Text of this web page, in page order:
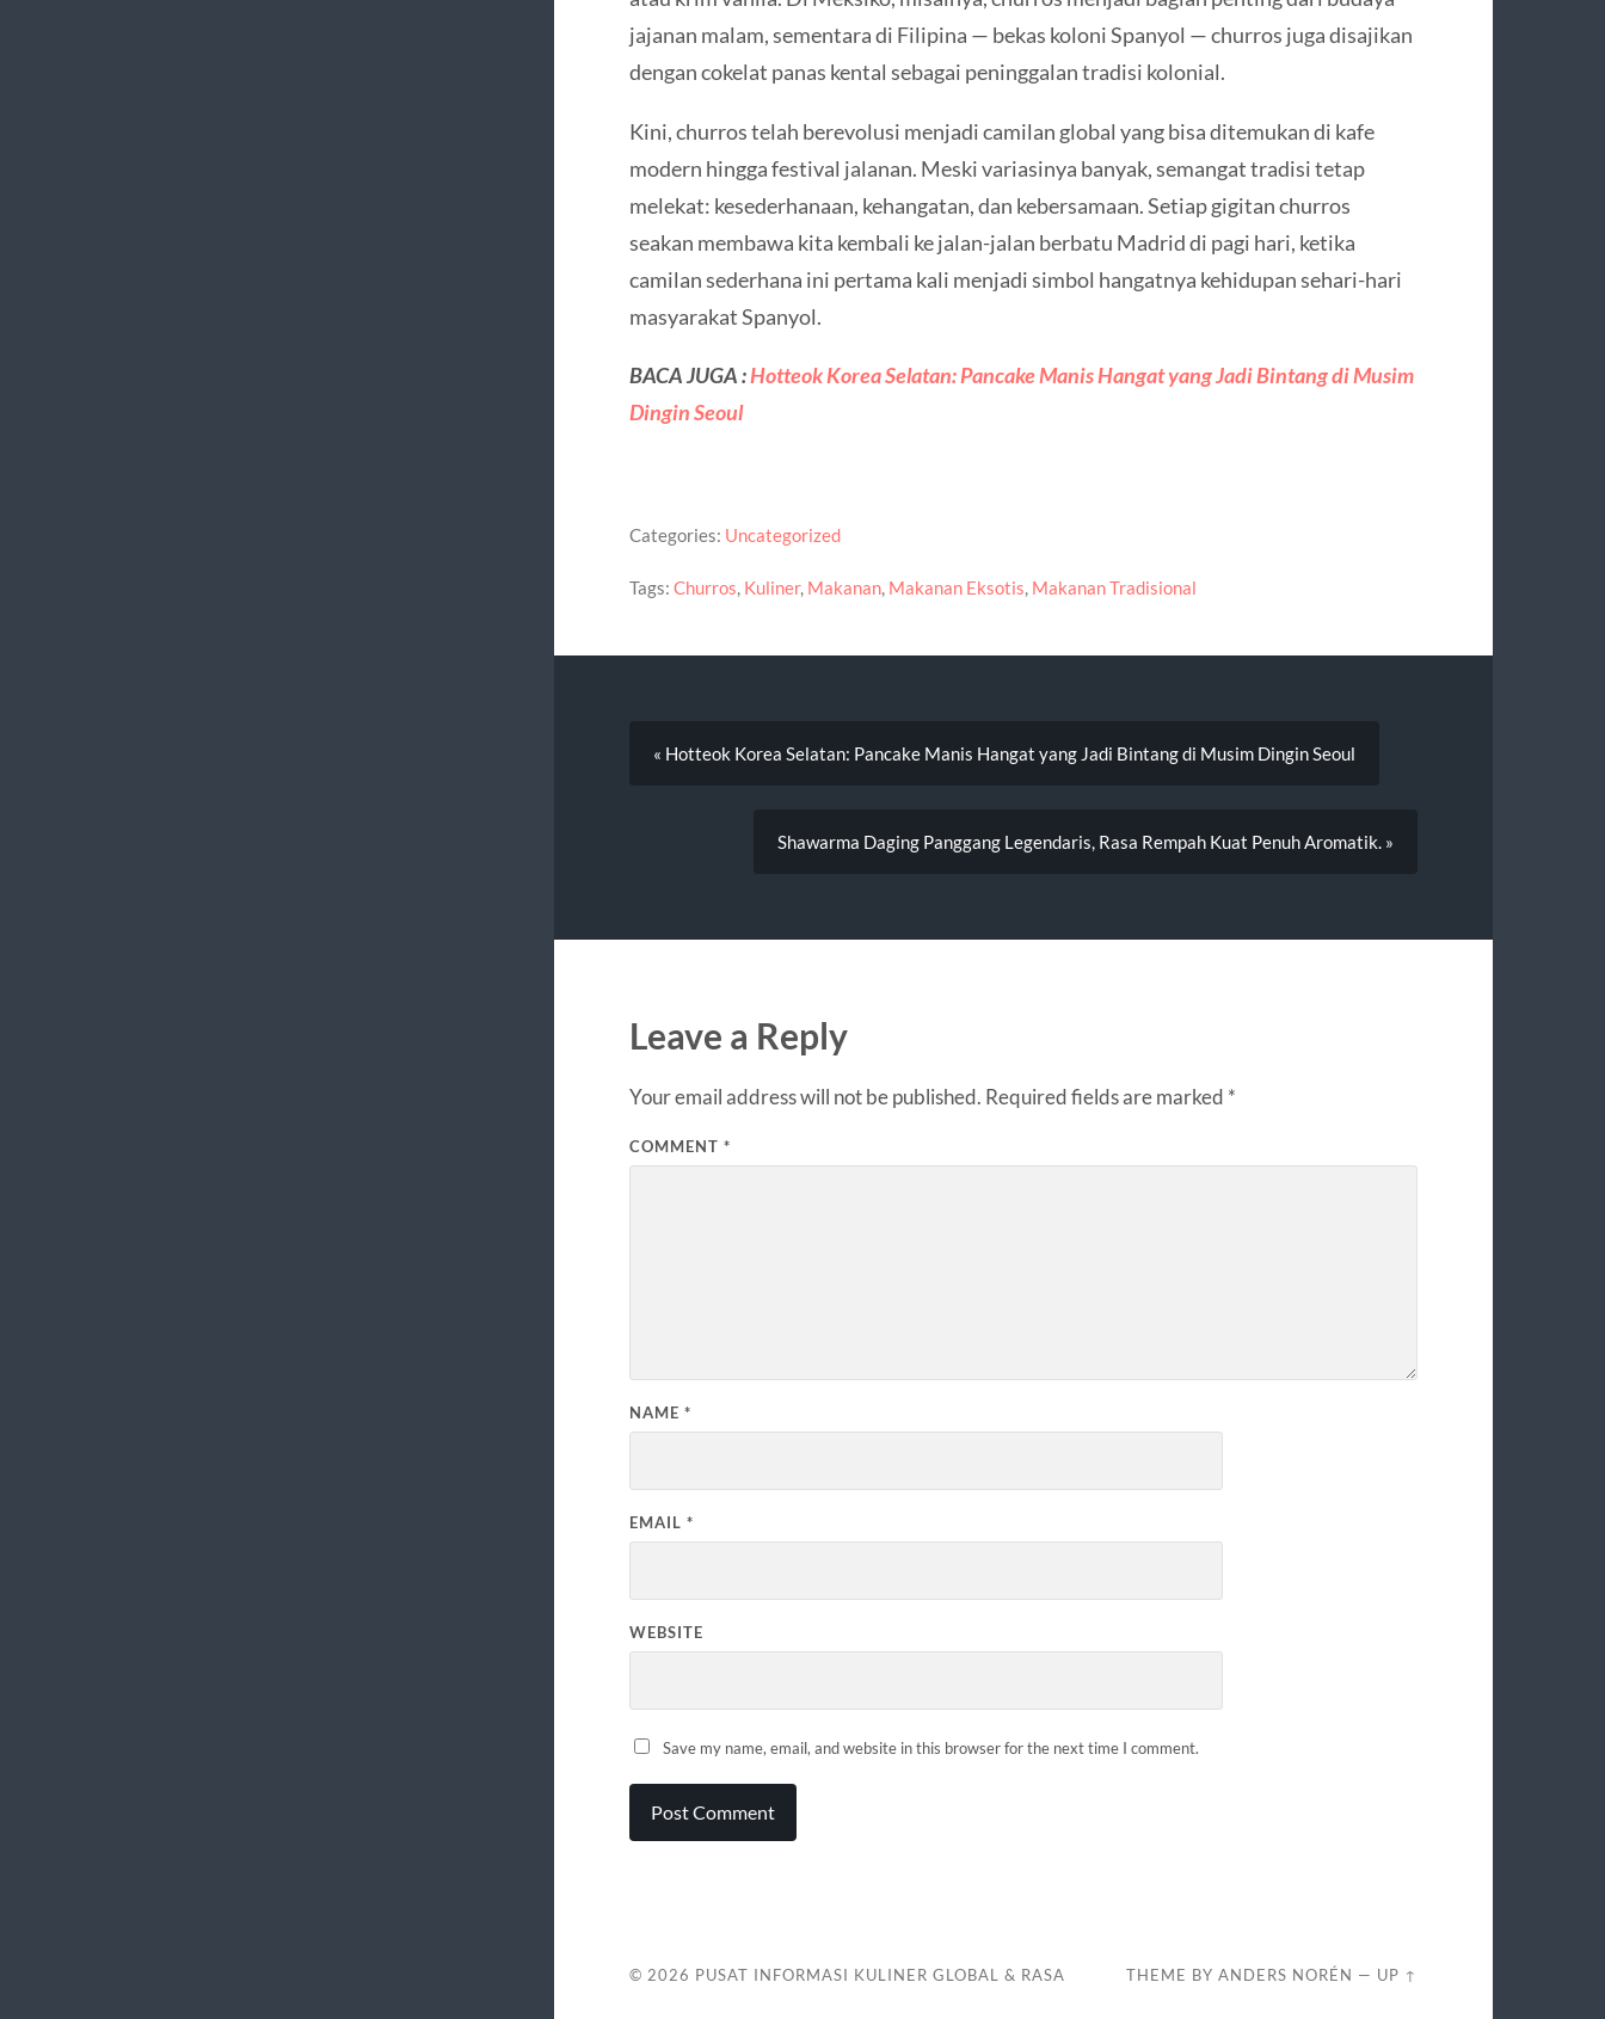
jajanan malam, sementara di Filipina — bekas koloni Spanyol — churros juga disajikan
dengan cokelat panas kental sebagai peninggalan tradisi kolonial.
Kini, churros telah berevolusi menjadi camilan global yang bisa ditemukan di kafe
modern hingga festival jalanan. Meski variasinya banyak, semangat tradisi tetap
melekat: kesederhanaan, kehangatan, dan kebersamaan. Setiap gigitan churros
seakan membawa kita kembali ke jalan-jalan berbatu Madrid di pagi hari, ketika
camilan sederhana ini pertama kali menjadi simbol hangatnya kehidupan sehari-hari
masyarakat Spanyol.
BACA JUGA :Hotteok Korea Selatan: Pancake Manis Hangat yang Jadi Bintang di Musim
Dingin Seoul
Categories: Uncategorized
Tags: Churros, Kuliner, Makanan, Makanan Eksotis, Makanan Tradisional
« Hotteok Korea Selatan: Pancake Manis Hangat yang Jadi Bintang di Musim Dingin Seoul
Shawarma Daging Panggang Legendaris, Rasa Rempah Kuat Penuh Aromatik. »
Leave a Reply
Your email address will not be published. Required fields are marked *
COMMENT *
NAME *
EMAIL *
WEBSITE
Save my name, email, and website in this browser for the next time I comment.
© 2026 PUSAT INFORMASI KULINER GLOBAL & RASA THEME BYANDERS NORÉN — UP ↑